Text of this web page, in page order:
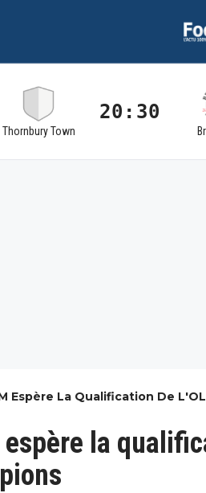
Thornbury Town
20:30
Espère La Qualification De
espère la